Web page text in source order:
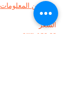
مزيد من المعلومات
السعر